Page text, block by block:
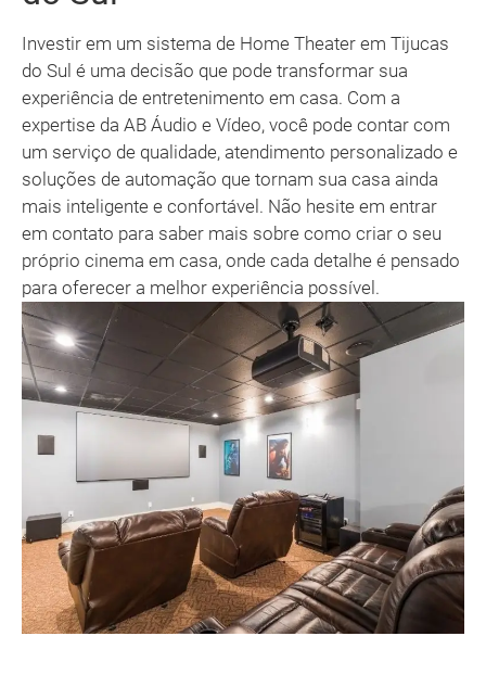
Investir em um sistema de Home Theater em Tijucas
do Sul é uma decisão que pode transformar sua
experiência de entretenimento em casa. Com a
expertise da AB Áudio e Vídeo, você pode contar com
um serviço de qualidade, atendimento personalizado e
soluções de automação que tornam sua casa ainda
mais inteligente e confortável. Não hesite em entrar
em contato para saber mais sobre como criar o seu
próprio cinema em casa, onde cada detalhe é pensado
para oferecer a melhor experiência possível.